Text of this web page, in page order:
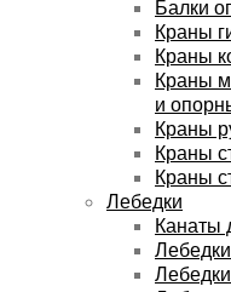
Балки
Краны
Краны
Краны
и
Краны
Краны
Краны
Лебедки
Канаты